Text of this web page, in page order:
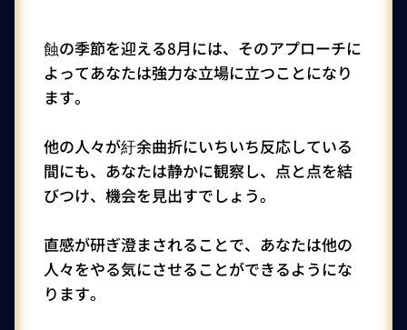
蝕の季節を迎える8月には、そのアプローチに
よってあなたは強力な立場に立つことになり
ます。
他の人々が紆余曲折にいちいち反応している
間にも、あなたは静かに観察し、点と点を結
びつけ、機会を見出すでしょう。
直感が研ぎ澄まされることで、あなたは他の
人々をやる気にさせることができるようにな
ります。